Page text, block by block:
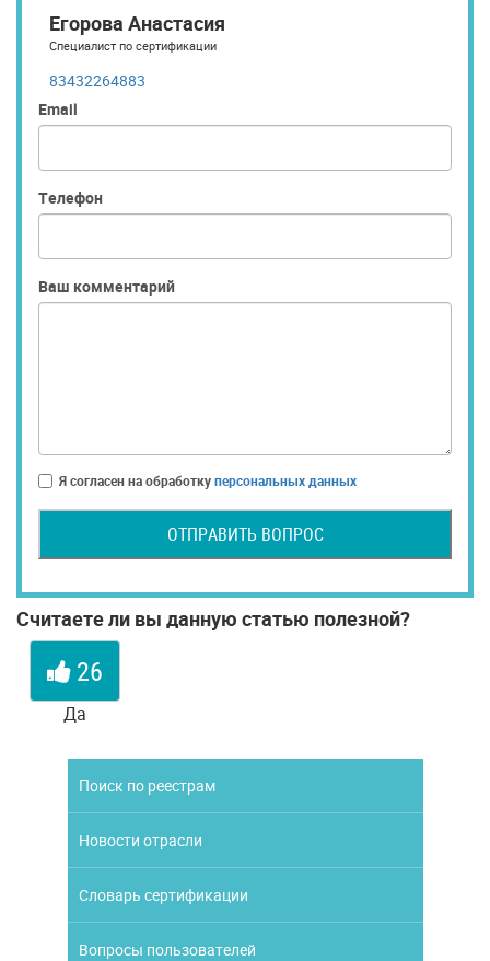
Егорова Анастасия
Специалист по сертификации
83432264883
Email
Телефон
Ваш комментарий
Я согласен на обработкуперсональных данных
ОТПРАВИТЬ ВОПРОС
Считаете ли вы данную статью полезной?
26
Да
Поиск по реестрам
Новости отрасли
Словарь сертификации
Вопросы пользователей